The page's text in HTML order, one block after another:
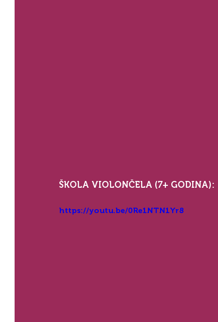
ŠKOLA VIOLONČELA (7+ GODINA):
https://youtu.be/0Re1NTN1Yr8